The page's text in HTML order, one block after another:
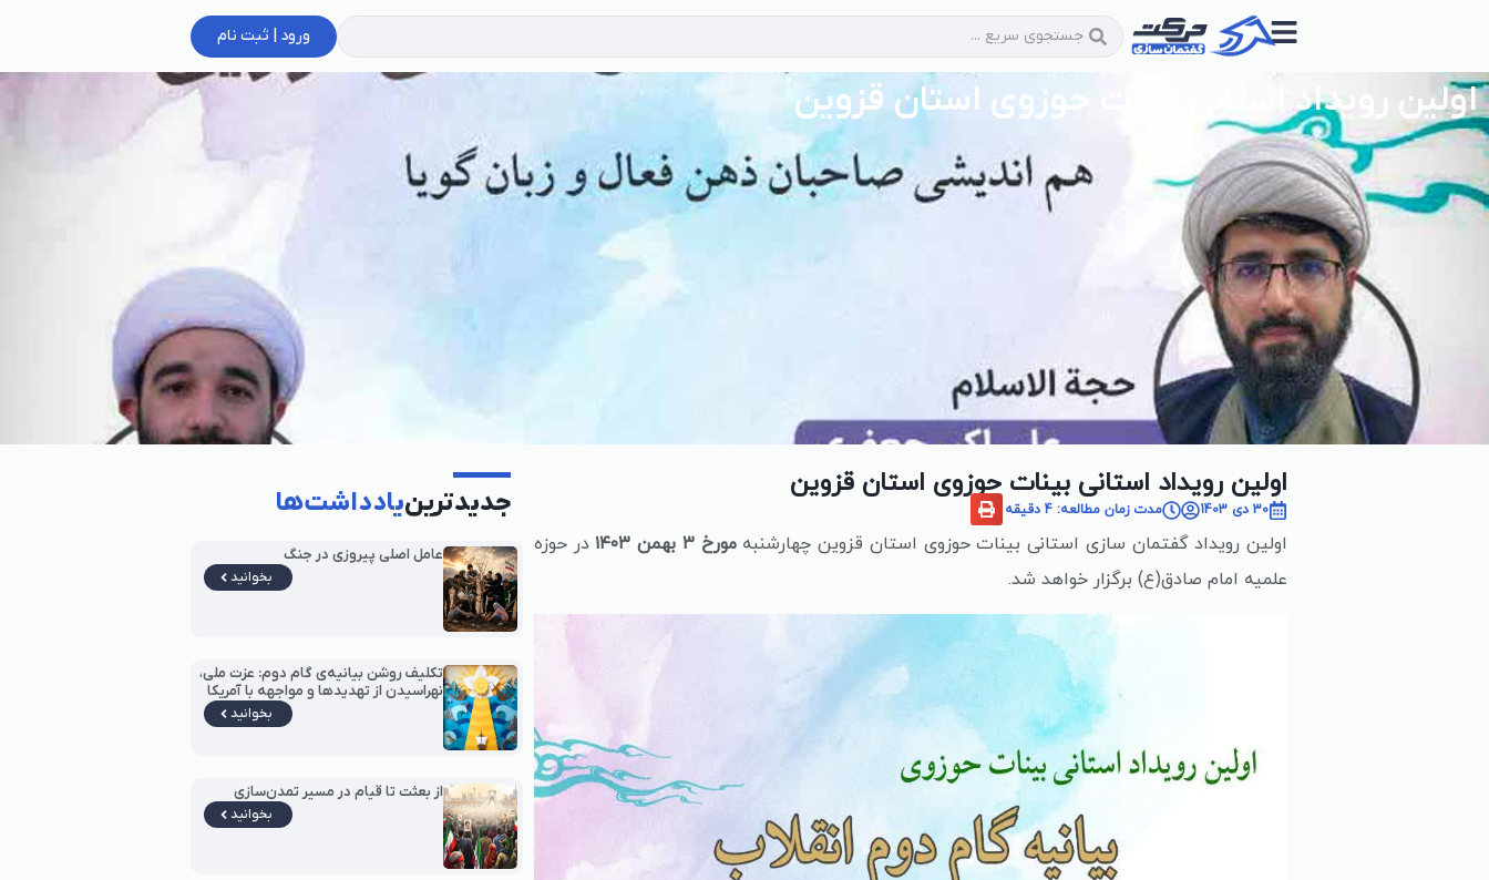
ورود | ثبت نام
اولین رویداد استانی بینات حوزوی استان قزوین
اولین رویداد استانی بینات حوزوی استان قزوین
30 دی 1403 مدت زمان مطالعه: 4 دقیقه
اولین رویداد گفتمان سازی استانی بینات حوزوی استان قزوین چهارشنبهمورخ ۳ بهمن ۱۴۰۳
در حوزه
علمیه امام صادق(ع) برگزار خواهد شد.
جدیدترینیادداشت‌ها
عامل اصلی پیروزی در جنگ
بخوانید
تکلیف روشن بیانیه‌ی گام دوم: عزت ملی،
نهراسیدن از تهدیدها و مواجهه با آمریکا
بخوانید
از بعثت تا قیام در مسیر تمدن‌سازی
بخوانید